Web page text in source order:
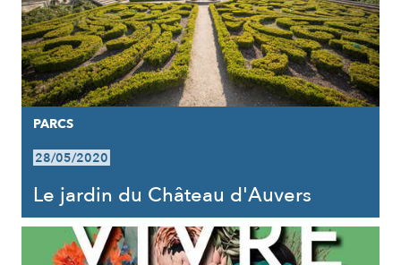
PARCS
28/05/2020
Le jardin du Château d'Auvers